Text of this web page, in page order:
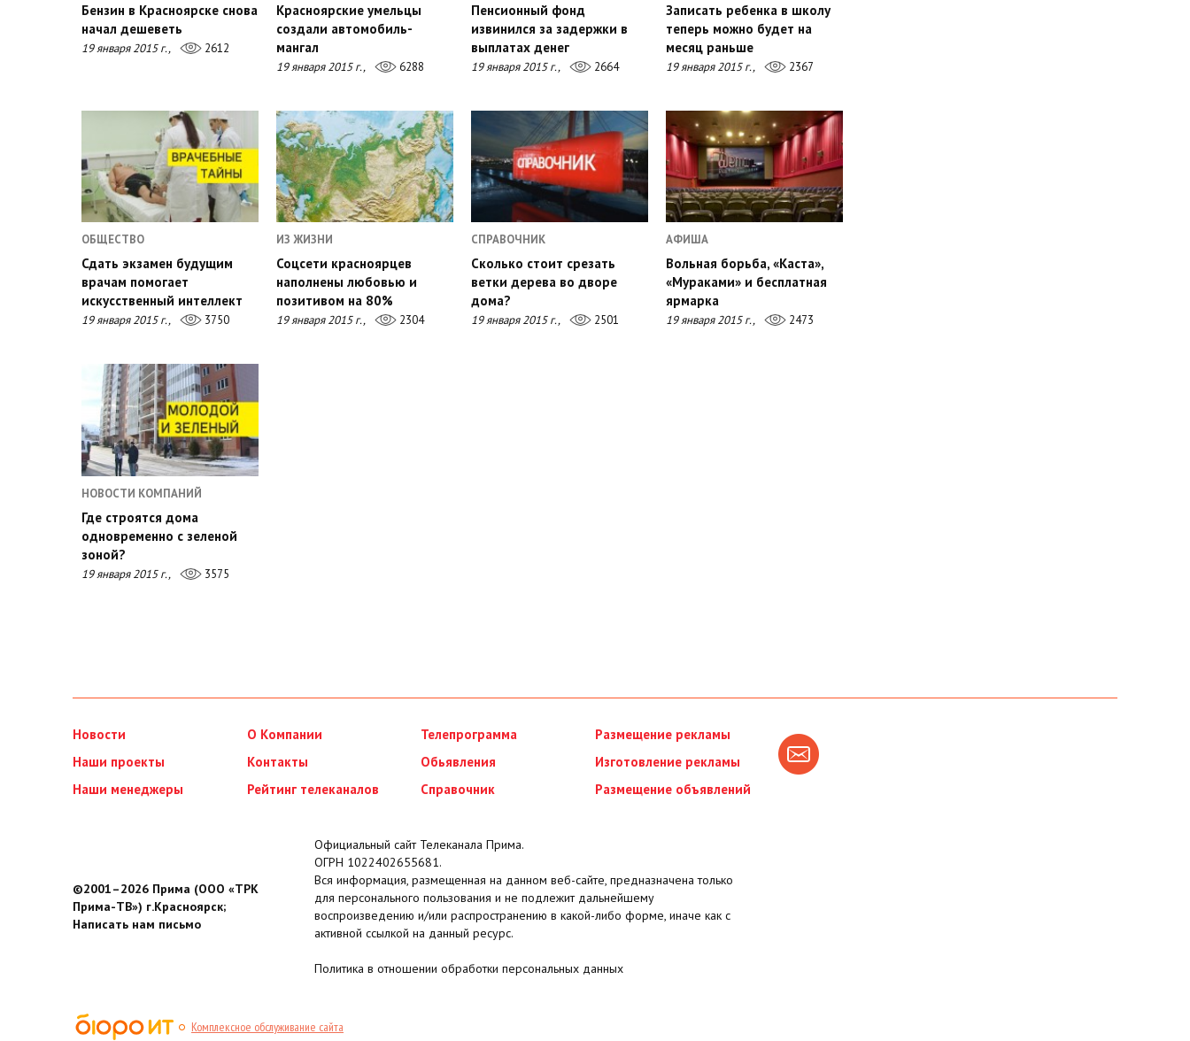
Бензин в Красноярске снова
начал дешеветь
19 января 2015 г., 2612
Красноярские умельцы
создали автомобиль-
мангал
19 января 2015 г., 6288
Пенсионный фонд
извинился за задержки в
выплатах денег
19 января 2015 г., 2664
Записать ребенка в школу
теперь можно будет на
месяц раньше
19 января 2015 г., 2367
ОБЩЕСТВО
Сдать экзамен будущим
врачам помогает
искусственный интеллект
19 января 2015 г., 3750
ИЗ ЖИЗНИ
Соцсети красноярцев
наполнены любовью и
позитивом на 80%
19 января 2015 г., 2304
СПРАВОЧНИК
Сколько стоит срезать
ветки дерева во дворе
дома?
19 января 2015 г., 2501
АФИША
Вольная борьба, «Каста»,
«Мураками» и бесплатная
ярмарка
19 января 2015 г., 2473
НОВОСТИ КОМПАНИЙ
Где строятся дома
одновременно с зеленой
зоной?
19 января 2015 г., 3575
Новости
Наши проекты
Наши менеджеры
О Компании
Контакты
Рейтинг телеканалов
Телепрограмма
Обьявления
Справочник
Размещение рекламы
Изготовление рекламы
Размещение объявлений
©2001–2026 Прима (ООО «ТРК
Прима-ТВ») г.Красноярск;
Написать нам письмо
Официальный сайт Телеканала Прима.
ОГРН 1022402655681.
Вся информация, размещенная на данном веб-сайте, предназначена только
для персонального пользования и не подлежит дальнейшему
воспроизведению и/или распространению в какой-либо форме, иначе как с
активной ссылкой на данный ресурс.
Политика в отношении обработки персональных данных
Комплексное обслуживание сайта